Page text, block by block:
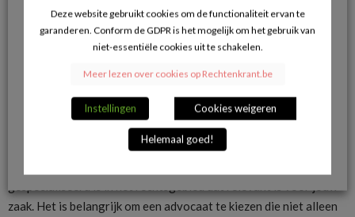
maatwerkadvies en -ondersteuning die aansluiten bij jouw unieke
situatie.
zijn om je zoektocht uit te breiden naar de omliggende
gemeenten, zoals Merksplas, Rijkevorsel en
Door ook in deze gebieden naar een advocaat te zoeken,
zaak. Het is belangrijk om een advocaat te kiezen die niet alleen
Deze website gebruikt cookies om de functionaliteit ervan te
garanderen. Conform de GDPR is het mogelijk om het gebruik van
niet-essentiële cookies uit te schakelen.
Meer lezen over cookies op Rechtenkrant.be
Instellingen Cookies weigeren
Helemaal goed!